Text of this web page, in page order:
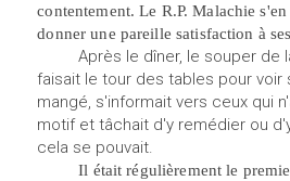
contentement. Le R.P. Malachie
donner une pareille satisfaction à
Après le dîner, le souper de
faisait le tour des tables pour voir
mangé, s'informait vers ceux qui
motif et tâchait d'y remédier ou
cela se pouvait.
Il était régulièrement le